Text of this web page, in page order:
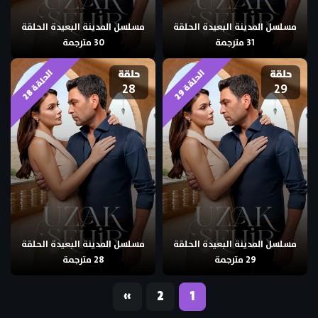
مسلسل المدينة البعيدة الحلقة
31 مترجمة
مسلسل المدينة البعيدة الحلقة
30 مترجمة
حلقة
29 ا
ل
ح
ل
ق
ة
2
9
مسلسل المدينة البعيدة الحلقة
29 مترجمة
حلقة
28 ا
ل
ح
ل
ق
ة
2
8
مسلسل المدينة البعيدة الحلقة
28 مترجمة
1
2
«